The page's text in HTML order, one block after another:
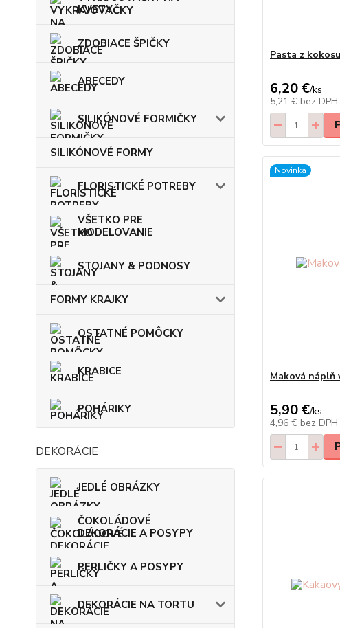
KVETY
ZDOBIACE ŠPIČKY
ABECEDY
SILIKÓNOVÉ FORMIČKY
SILIKÓNOVÉ FORMY
FLORISTICKÉ POTREBY
VŠETKO PRE
MODELOVANIE
STOJANY & PODNOSY
FORMY KRAJKY
OSTATNÉ POMÔCKY
KRABICE
POHÁRIKY
DEKORÁCIE
JEDLÉ OBRÁZKY
ČOKOLÁDOVÉ
DEKORÁCIE A POSYPY
PERLIČKY A POSYPY
DEKORÁCIE NA TORTU
Pasta z
6,20 €/ks
5,21 € bez DPH
Novinka
Maková náplň
5,90 €/ks
4,96 € bez DPH